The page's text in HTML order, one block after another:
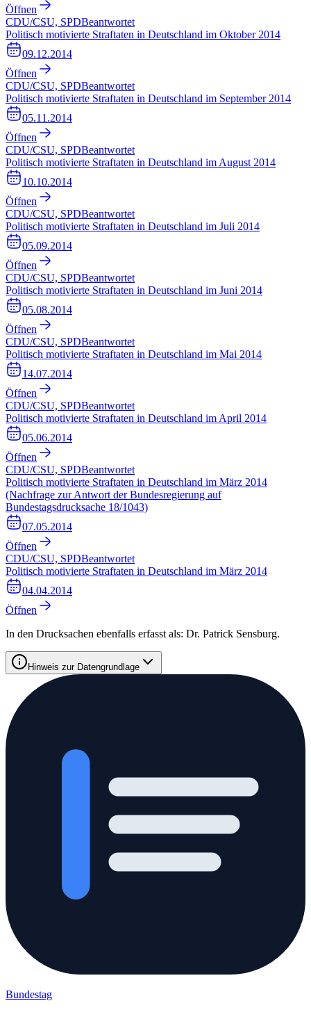
Öffnen
CDU/CSU, SPDBeantwortet
Politisch motivierte Straftaten in Deutschland im Oktober 2014
09.12.2014
Öffnen
CDU/CSU, SPDBeantwortet
Politisch motivierte Straftaten in Deutschland im September 2014
05.11.2014
Öffnen
CDU/CSU, SPDBeantwortet
Politisch motivierte Straftaten in Deutschland im August 2014
10.10.2014
Öffnen
CDU/CSU, SPDBeantwortet
Politisch motivierte Straftaten in Deutschland im Juli 2014
05.09.2014
Öffnen
CDU/CSU, SPDBeantwortet
Politisch motivierte Straftaten in Deutschland im Juni 2014
05.08.2014
Öffnen
CDU/CSU, SPDBeantwortet
Politisch motivierte Straftaten in Deutschland im Mai 2014
14.07.2014
Öffnen
CDU/CSU, SPDBeantwortet
Politisch motivierte Straftaten in Deutschland im April 2014
05.06.2014
Öffnen
CDU/CSU, SPDBeantwortet
Politisch motivierte Straftaten in Deutschland im März 2014
(Nachfrage zur Antwort der Bundesregierung auf
Bundestagsdrucksache 18/1043)
07.05.2014
Öffnen
CDU/CSU, SPDBeantwortet
Politisch motivierte Straftaten in Deutschland im März 2014
04.04.2014
Öffnen
In den Drucksachen ebenfalls erfasst als: Dr. Patrick Sensburg.
Hinweis zur Datengrundlage
Bundestag